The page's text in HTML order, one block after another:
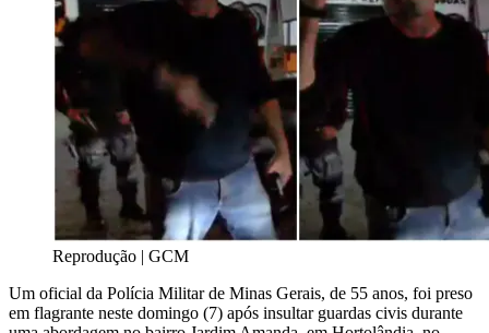
Reprodução | GCM
Um oficial da Polícia Militar de Minas Gerais, de 55 anos, foi preso
em flagrante neste domingo (7) após insultar guardas civis durante